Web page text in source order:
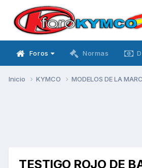
Foros Normas
Inicio KYMCO MODELOS DE LA
TESTIGO ROJO DE